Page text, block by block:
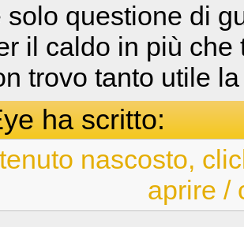
solo questione di
il caldo in più
trovo tanto utile
ha scritto:
nascosto,
aprire /